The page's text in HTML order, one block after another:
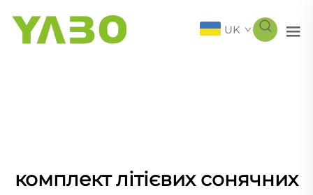
UK
комплект літієвих сонячних